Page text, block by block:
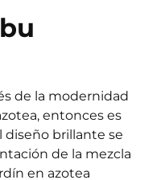
de la modernidad
entonces es
diseño brillante se
de la mezcla
en azotea